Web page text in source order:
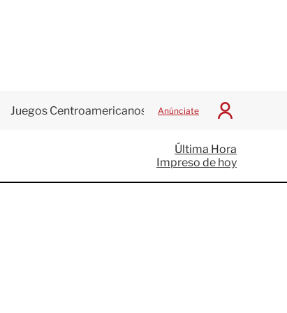
Juegos Centroamericanos Anúnciate
I
c
i
a
Última Hora
Impreso de hoy